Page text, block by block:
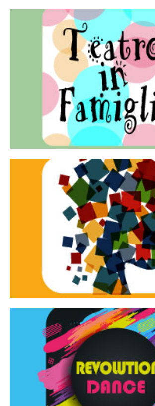
Teatro in famiglia
Teatro In Famiglia è una rassegna di
per far condividere e godere del teatro
famiglia.
Continua
Tracce dinamiche
Tracce Dinamiche è una rassegna
d’innovazione e
Continua
Revolution Dance
Rassegna di danza contemporanea